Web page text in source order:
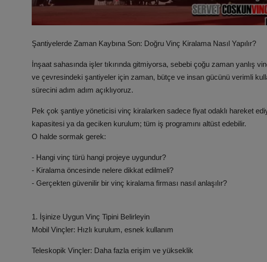
Şantiyelerde Zaman Kaybına Son: Doğru Vinç Kiralama Nasıl Yapılır?
İnşaat sahasında işler tıkırında gitmiyorsa, sebebi çoğu zaman yanlış
ve çevresindeki şantiyeler için zaman, bütçe ve insan gücünü verimli
sürecini adım adım açıklıyoruz.
Pek çok şantiye yöneticisi vinç kiralarken sadece fiyat odaklı hareket
kapasitesi ya da geciken kurulum; tüm iş programını altüst edebilir.
O halde sormak gerek:
- Hangi vinç türü hangi projeye uygundur?
- Kiralama öncesinde nelere dikkat edilmeli?
- Gerçekten güvenilir bir vinç kiralama firması nasıl anlaşılır?
1. İşinize Uygun Vinç Tipini Belirleyin
Mobil Vinçler: Hızlı kurulum, esnek kullanım
Teleskopik Vinçler: Daha fazla erişim ve yükseklik